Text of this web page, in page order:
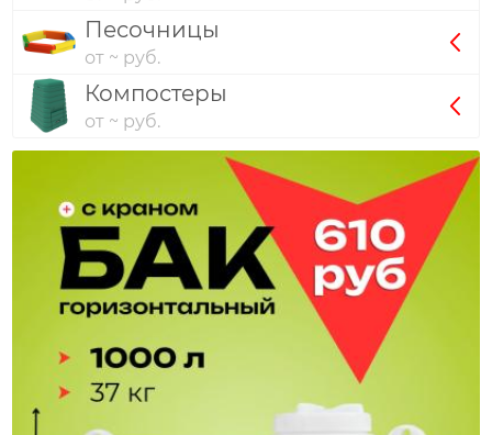
Песочницы
от ~ руб.
Компостеры
от ~ руб.